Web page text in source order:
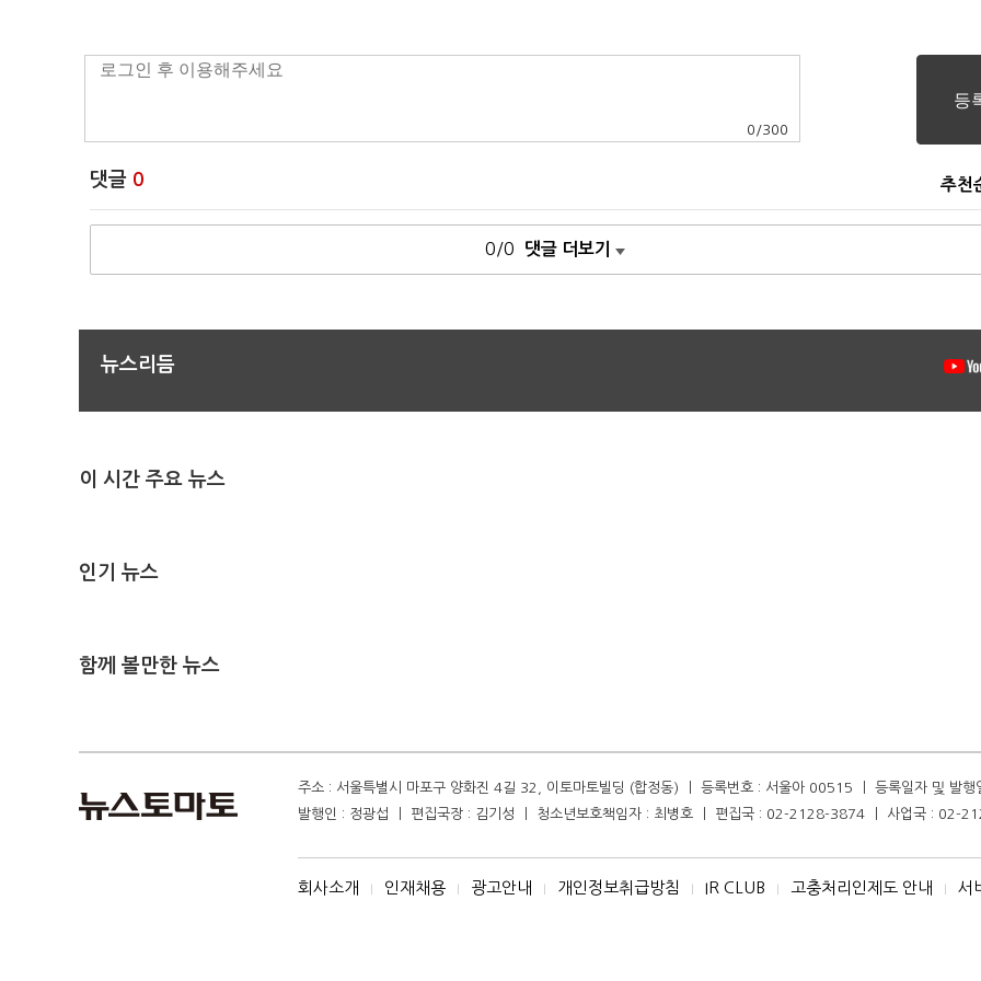
0 /300
댓글 0 추천
0/0 댓글 더보기
뉴스리듬
이 시간 주요 뉴스
인기 뉴스
함께 볼만한 뉴스
주소 : 서울특별시 마포구 양화진 4길 32, 이토마토빌딩 (합정동) ㅣ 등록번호 : 서울아 00515 ㅣ 등록일자 및 발
발행인 : 정광섭 ㅣ 편집국장 : 김기성 ㅣ 청소년보호책임자 : 최병호 ㅣ 편집국 : 02-2128-3874 ㅣ 사업국 : 02-
회사소개 I 인재채용 I 광고안내 I 개인정보취급방침 I IR CLUB I 고충처리인제도 안내 I 서